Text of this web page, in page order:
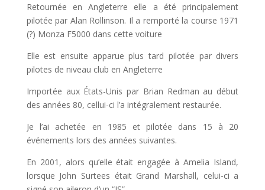
Retournée en Angleterre elle a été principalement
pilotée par Alan Rollinson. Il a remporté la course 1971
(?) Monza F5000 dans cette voiture
Elle est ensuite apparue plus tard pilotée par divers
pilotes de niveau club en Angleterre
Importée aux États-Unis par Brian Redman au début
des années 80, cellui-ci l’a intégralement restaurée.
Je l’ai achetée en 1985 et pilotée dans 15 à 20
événements lors des années suivantes.
En 2001, alors qu’elle était engagée à Amelia Island,
lorsque John Surtees était Grand Marshall, celui-ci a